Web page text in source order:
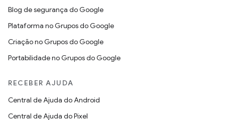
Blog de segurança do Google
Plataforma no Grupos do Google
Criação no Grupos do Google
Portabilidade no Grupos do Google
RECEBER AJUDA
Central de Ajuda do Android
Central de Ajuda do Pixel